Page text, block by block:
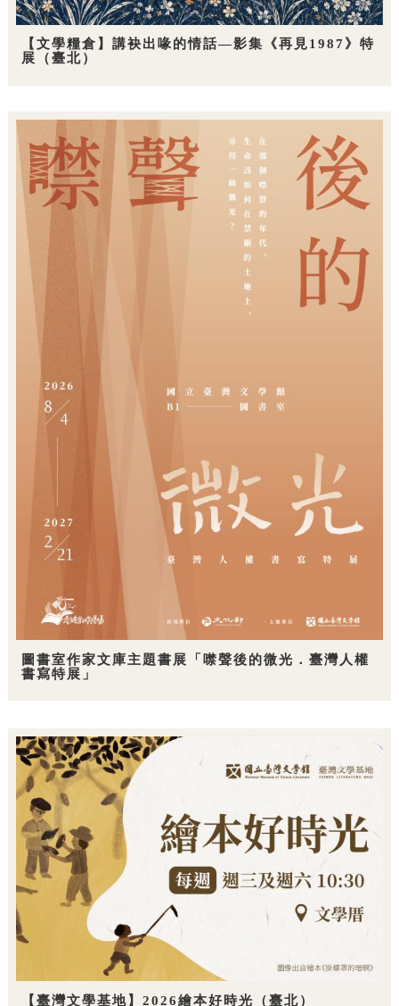
【文學糧倉】講袂出喙的情話—影集《再見1987》特
展（臺北）
圖書室作家文庫主題書展「噤聲後的微光．臺灣人權
書寫特展」
【臺灣文學基地】2026繪本好時光（臺北）